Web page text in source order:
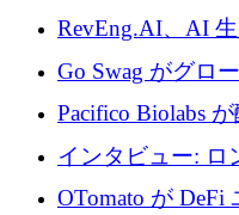
に400万ポンドを
RevEng.AI、AI
確保するために
Go Swag がグロ
ムを拡大するた
Pacifico Biolabs
質生産に転換す
インタビュー: ロ
ーン Tide の
OTomato が DeFi